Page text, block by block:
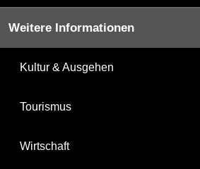
Weitere Informationen
Kultur & Ausgehen
Tourismus
Wirtschaft